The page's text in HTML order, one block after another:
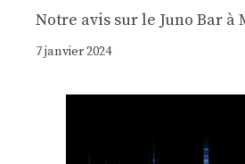
Notre avis sur le Juno Bar
7 janvier 2024